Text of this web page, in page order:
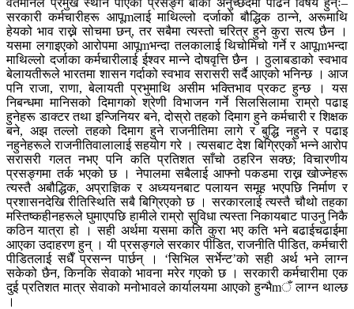
सरकारी कर्मचारीहरू आपूmलाई माथिल्लो दर्जाको बौद्धिक ठान्ने, अरूमाथि
हेयको भाव राख्ने सोचमा छन्, तर सबैमा त्यस्तो चरित्र हुने कुरा सत्य छैन ।
यसमा लगाइएको आरोपमा आपूmभन्दा तलकालाई थिचोमिचो गर्ने र आपूmभन्दा
माथिल्लो दर्जाका कर्मचारीलाई ईश्वर मान्ने दोषवृत्ति छैन । ठुलाबडाको स्वभाव
बेलायतीरूले भारतमा शासन गर्दाको स्वभाव सरासरी सर्दै आएको भनिन्छ । आज
पनि राजा, राणा, बेलायती प्रभुमाथि असीम भक्तिभाव प्रकट हुन्छ । यस
निबन्धमा मानिसको दिमागको श्रेणी विभाजन गर्ने सिलसिलामा राम्रो पढाइ
हुनेहरू डाक्टर तथा इन्जिनियर बने, दोस्रो तहको दिमाग हुने कर्मचारी र शिक्षक
बने, अझ तल्लो तहको दिमाग हुने राजनीतिमा लागे र बुद्धि नहुने र पढाइ
नहुनेहरूले राजनीतिवालालाई सहयोग गरे । त्यसबाट देश बिग्रिएको भन्ने आरोप
सरासरी गलत नभए पनि कति प्रतिशत साँचो ठहरिन सक्छ; विचारणीय
प्रसङ्गमा तर्क भएको छ । नेपालमा सबैलाई आफ्नो पकडमा राख्न खोज्नेहरू
त्यस्तै अबौद्धिक, अप्राज्ञिक र अध्ययनबाट पलायन समूह भएपछि निर्माण र
प्रशासनदेखि रीतिस्थिति सबै बिग्रिएको छ । सरकारलाई त्यस्तै चौथो तहका
मस्तिष्कहीनहरूले घुमाएपछि हामीले राम्रो सुविधा त्यस्ता निकायबाट पाउनु निकै
कठिन यात्रा हो । सही अर्थमा यसमा कति कुरा भए कति भने बढाईचढाईमा
आएका उदाहरण हुन् । यी प्रसङ्गले सरकार पीडित, राजनीति पीडित, कर्मचारी
पीडितलाई सधैँ प्रसन्न पार्छन् । ‘सिभिल सर्भेन्ट’को सही अर्थ भने लाग्न
सकेको छैन, किनकि सेवाको भावना मरेर गएको छ । सरकारी कर्मचारीमा एक
दुई प्रतिशत मात्र सेवाको मनोभावले कार्यालयमा आएको हुन्भैmँ लाग्न थाल्छ
।